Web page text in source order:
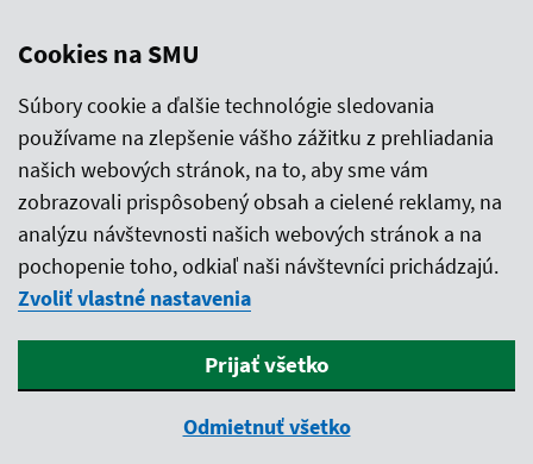
Cookies na SMU
Súbory cookie a ďalšie technológie sledovania
používame na zlepšenie vášho zážitku z prehliadania
našich webových stránok, na to, aby sme vám
zobrazovali prispôsobený obsah a cielené reklamy, na
analýzu návštevnosti našich webových stránok a na
pochopenie toho, odkiaľ naši návštevníci prichádzajú.
Zvoliť vlastné nastavenia
Prijať všetko
Odmietnuť všetko